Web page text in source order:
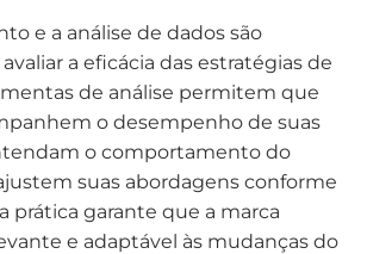
e a análise de dados são
a eficácia das estratégias de
de análise permitem que
o desempenho de suas
o comportamento do
suas abordagens conforme
prática garante que a marca
e adaptável às mudanças do